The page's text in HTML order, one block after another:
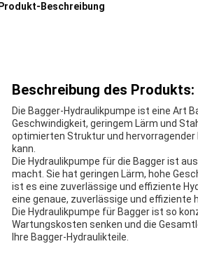
Produkt-Beschreibung
Beschreibung des Produkts:
Die Bagger-Hydraulikpumpe ist eine Art
Geschwindigkeit, geringem Lärm und
optimierten Struktur und
kann.
Die Hydraulikpumpe für die Bagger ist
macht. Sie hat geringen Lärm, hohe
ist es eine zuverlässige und effiziente
eine genaue, zuverlässige und effiziente
Die Hydraulikpumpe für Bagger ist so
Wartungskosten senken und die
Ihre Bagger-Hydraulikteile.